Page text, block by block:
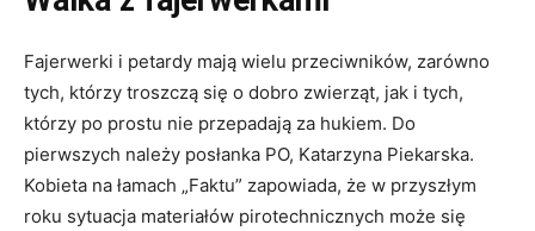
Fajerwerki i petardy mają wielu przeciwników, zarówno
tych, którzy troszczą się o dobro zwierząt, jak i tych,
którzy po prostu nie przepadają za hukiem. Do
pierwszych należy posłanka PO, Katarzyna Piekarska.
Kobieta na łamach „Faktu” zapowiada, że w przyszłym
roku sytuacja materiałów pirotechnicznych może się